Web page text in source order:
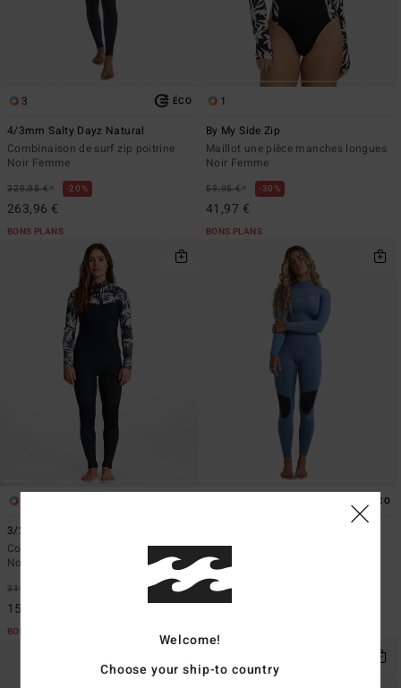
3 ÉCO
4/3mm Salty Dayz Natural
Combinaison de surf zip poitrine
Noir Femme
329,95 €* 20%
263,96 €
BONS PLANS
1
By My Side Zip
Maillot une pièce manches longues
Noir Femme
59,95 €* 30%
41,97 €
BONS PLANS
3/2mm Salty Dayz
Combinaison de surf zip poitrine
Noir Femme
319,95 €
159,98 €
BONS PLANS
ÉCO
Combinaison GBS back zip Bleu
Femme
279,95 €
195,97 €
Welcome!
Choose your ship-to country